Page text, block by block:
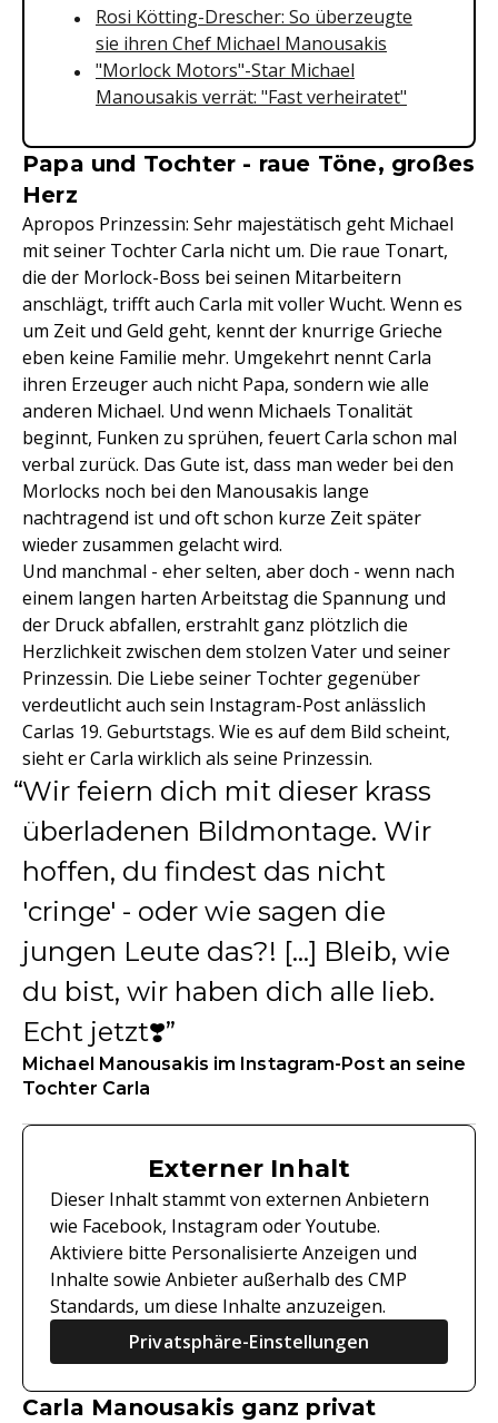
Rosi Kötting-Drescher: So überzeugte
sie ihren Chef Michael Manousakis
"Morlock Motors"-Star Michael
Manousakis verrät: "Fast verheiratet"
Papa und Tochter - raue Töne, großes
Herz
Apropos Prinzessin: Sehr majestätisch geht Michael
mit seiner Tochter Carla nicht um. Die raue Tonart,
die der Morlock-Boss bei seinen Mitarbeitern
anschlägt, trifft auch Carla mit voller Wucht. Wenn es
um Zeit und Geld geht, kennt der knurrige Grieche
eben keine Familie mehr. Umgekehrt nennt Carla
ihren Erzeuger auch nicht Papa, sondern wie alle
anderen Michael. Und wenn Michaels Tonalität
beginnt, Funken zu sprühen, feuert Carla schon mal
verbal zurück. Das Gute ist, dass man weder bei den
Morlocks noch bei den Manousakis lange
nachtragend ist und oft schon kurze Zeit später
wieder zusammen gelacht wird.
Und manchmal - eher selten, aber doch - wenn nach
einem langen harten Arbeitstag die Spannung und
der Druck abfallen, erstrahlt ganz plötzlich die
Herzlichkeit zwischen dem stolzen Vater und seiner
Prinzessin. Die Liebe seiner Tochter gegenüber
verdeutlicht auch sein Instagram-Post anlässlich
Carlas 19. Geburtstags. Wie es auf dem Bild scheint,
sieht er Carla wirklich als seine Prinzessin.
Wir feiern dich mit dieser krass
überladenen Bildmontage. Wir
hoffen, du findest das nicht
'cringe' - oder wie sagen die
jungen Leute das?! [...] Bleib, wie
du bist, wir haben dich alle lieb.
Echt jetzt❣️
Michael Manousakis im Instagram-Post an seine
Tochter Carla
Externer Inhalt
Dieser Inhalt stammt von externen Anbietern
wie Facebook, Instagram oder Youtube.
Aktiviere bitte Personalisierte Anzeigen und
Inhalte sowie Anbieter außerhalb des CMP
Standards, um diese Inhalte anzuzeigen.
Privatsphäre-Einstellungen
Carla Manousakis ganz privat